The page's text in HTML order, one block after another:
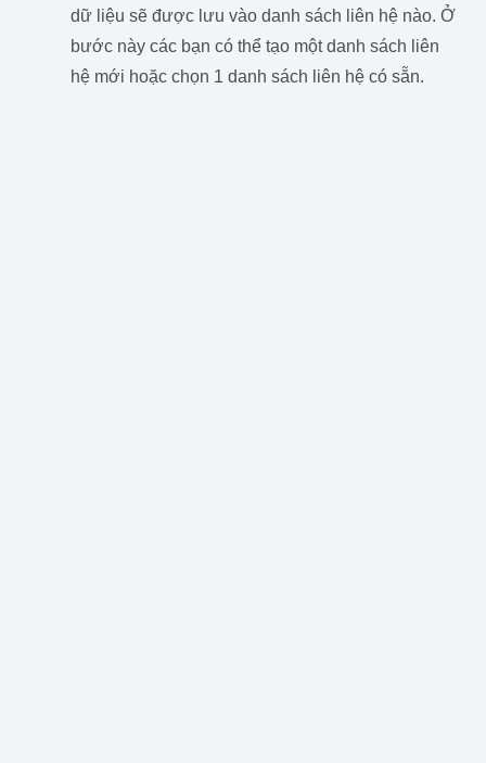
dữ liệu sẽ được lưu vào danh sách liên hệ nào. Ở
bước này các bạn có thể tạo một danh sách liên
hệ mới hoặc chọn 1 danh sách liên hệ có sẵn.